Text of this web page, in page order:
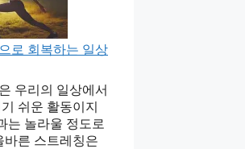
로 회복하는 일상
우리의 일상에서
쉬운 활동이지
는 놀라울 정도로
바른 스트레칭은